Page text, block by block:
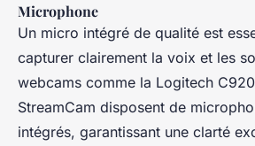
Microphone
Un micro intégré de qualité est
capturer clairement la voix et les
webcams comme la Logitech
StreamCam disposent de
intégrés, garantissant une clarté